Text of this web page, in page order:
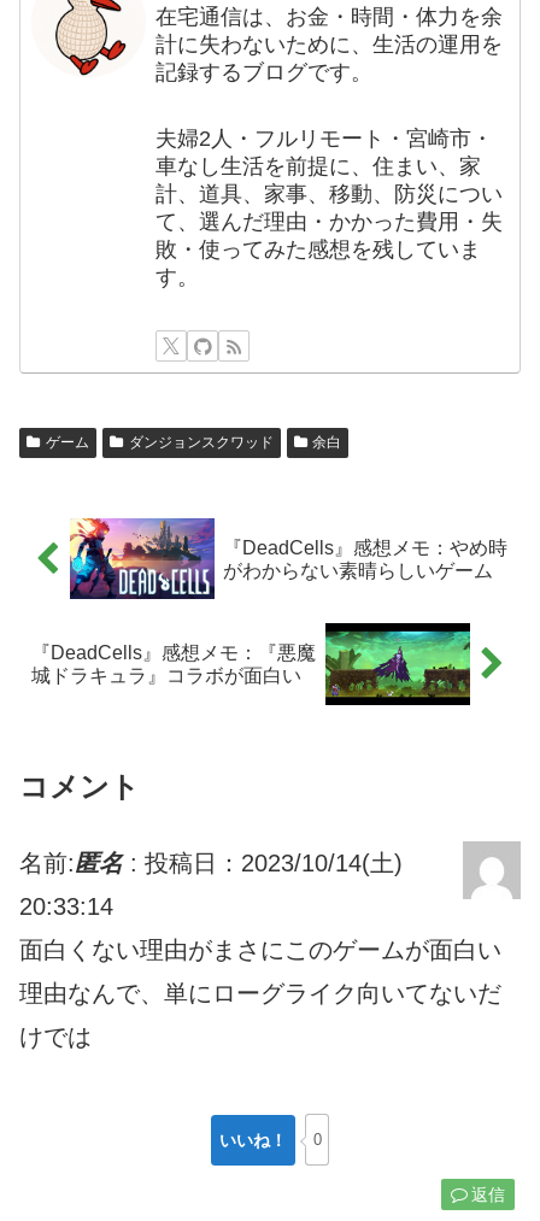
在宅通信は、お金・時間・体力を余
計に失わないために、生活の運用を
記録するブログです。
夫婦2人・フルリモート・宮崎市・
車なし生活を前提に、住まい、家
計、道具、家事、移動、防災につい
て、選んだ理由・かかった費用・失
敗・使ってみた感想を残していま
す。
ゲーム ダンジョンスクワッド 余白
『DeadCells』感想メモ：やめ時
がわからない素晴らしいゲーム
『DeadCells』感想メモ：『悪魔
城ドラキュラ』コラボが面白い
コメント
名前:匿名: 投稿日：2023/10/14(土)
20:33:14
面白くない理由がまさにこのゲームが面白い
理由なんで、単にローグライク向いてないだ
けでは
いいね！ 0
返信